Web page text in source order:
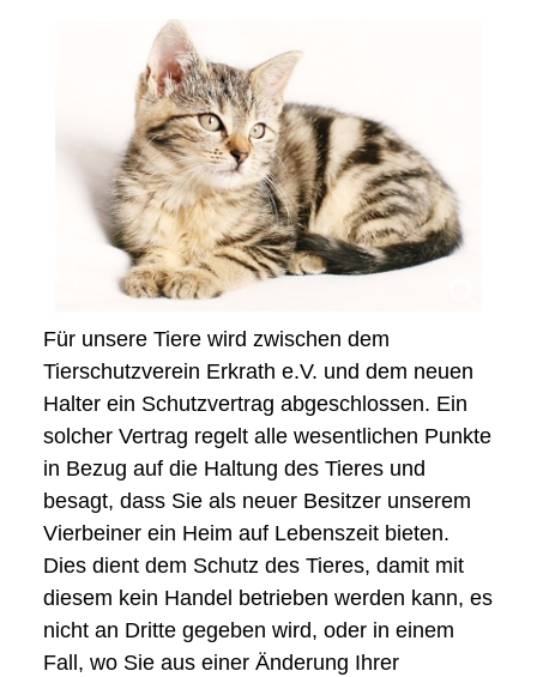
Für unsere Tiere wird zwischen dem
Tierschutzverein Erkrath e.V. und dem neuen
Halter ein Schutzvertrag abgeschlossen. Ein
solcher Vertrag regelt alle wesentlichen Punkte
in Bezug auf die Haltung des Tieres und
besagt, dass Sie als neuer Besitzer unserem
Vierbeiner ein Heim auf Lebenszeit bieten.
Dies dient dem Schutz des Tieres, damit mit
diesem kein Handel betrieben werden kann, es
nicht an Dritte gegeben wird, oder in einem
Fall, wo Sie aus einer Änderung Ihrer